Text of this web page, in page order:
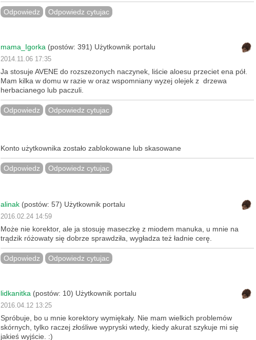
Odpowiedz Odpowiedz cytujac
mama_Igorka (postów: 391) Użytkownik portalu
2014.11.06 17:35
Ja stosuje AVENE do rozszezonych naczynek, liście aloesu przeciet ena pół.
Mam kilka w domu w razie w oraz wspomniany wyzej olejek z drzewa
herbacianego lub paczuli.
Odpowiedz Odpowiedz cytujac
Konto użytkownika zostało zablokowane lub skasowane
Odpowiedz Odpowiedz cytujac
alinak (postów: 57) Użytkownik portalu
2016.02.24 14:59
Może nie korektor, ale ja stosuję maseczkę z miodem manuka, u mnie na
trądzik różowaty się dobrze sprawdziła, wygładza też ładnie cerę.
Odpowiedz Odpowiedz cytujac
lidkanitka (postów: 10) Użytkownik portalu
2016.04.12 13:25
Spróbuje, bo u mnie korektory wymiękały. Nie mam wielkich problemów
skórnych, tylko raczej złośliwe wypryski wtedy, kiedy akurat szykuje mi się
jakieś wyjście. :)